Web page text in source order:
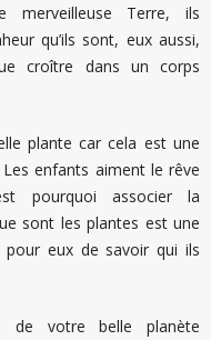
merveilleuse Terre, ils
qu’ils sont, eux aussi,
croître dans un corps
plante car cela est une
enfants aiment le rêve
pourquoi associer la
sont les plantes est une
eux de savoir qui ils
de votre belle planète